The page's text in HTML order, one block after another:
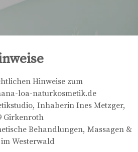
Hinweise zum
loa-naturkosmetik.de
Inhaberin Ines Metzger,
Girkenroth
Behandlungen, Massagen &
Westerwald